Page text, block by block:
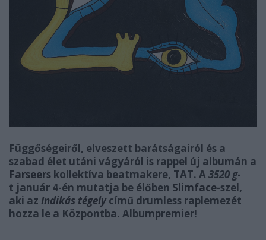
Függőségeiről, elveszett barátságairól és a
szabad élet utáni vágyáról is rappel új albumán a
Farseers kollektíva beatmakere, TAT. A3520 g-
t január 4-én mutatja be élőben Slimface-szel,
aki az Indikás tégelycímű drumless raplemezét
hozza le a Központba. Albumpremier!